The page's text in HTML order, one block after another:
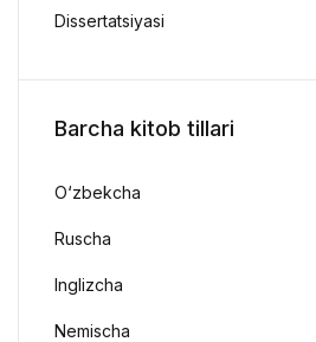
Dissertatsiyasi
Barcha kitob tillari
O‘zbekcha
Ruscha
Inglizcha
Nemischa